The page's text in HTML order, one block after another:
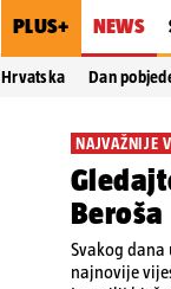
PLUS+ NEWS
Hrvatska Dan
NAJVAŽNIJE
Beroša
Svakog dana
najnovije